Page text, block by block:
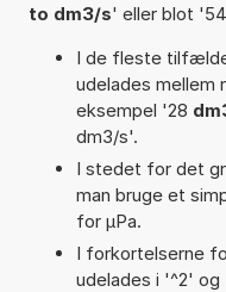
to dm3/s' eller blot '54
I de fleste
udelades mellem
eksempel '28
dm3/s'.
I stedet for det
man bruge et
for µPa.
I forkortelserne
udelades i '^2'